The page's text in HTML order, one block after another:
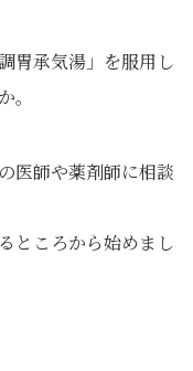
胃承気湯」を服用し
医師や薬剤師に相談
ところから始めまし